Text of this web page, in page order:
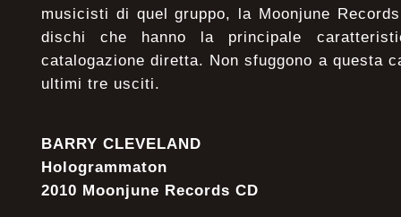
musicisti di quel gruppo, la Moonjune
dischi che hanno la principale
catalogazione diretta. Non sfuggono a questa
ultimi tre usciti.
BARRY CLEVELAND
Hologrammaton
2010 Moonjune Records CD